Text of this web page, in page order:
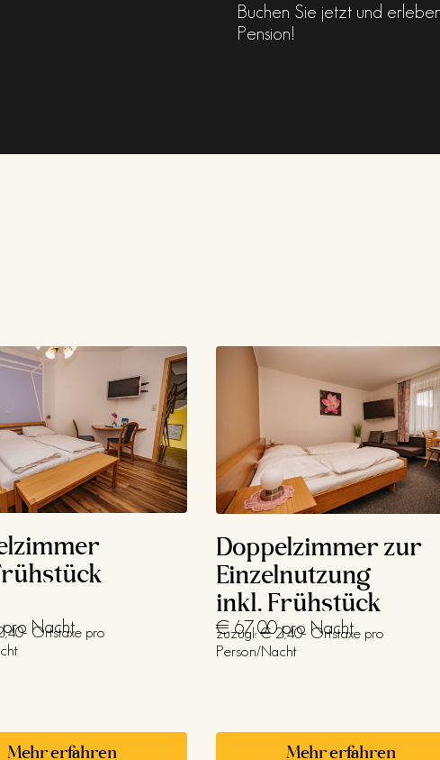
Buchen Sie jetzt und
Pension!
Nacht
Ortstaxe pro
Mehr erfahren
Doppelzimmer zur
Einzelnutzung
inkl. Frühstück
€ 67,00 pro Nacht
zuzügl. € 2,40- Ortstaxe pro
Person/Nacht
Mehr erfahren